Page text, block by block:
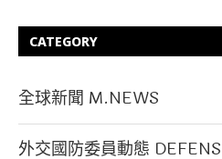
CATEGORY
全球新聞 M.NEWS
外交國防委員動態